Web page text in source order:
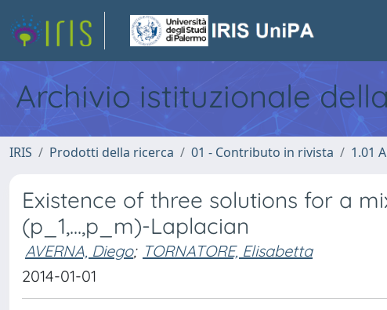
Archivio istituzionale
IRIS Prodotti della ricerca 01 - Contributo in rivista 1.01
Existence of three solutions for a
(p_1,...,p_m)-Laplacian
AVERNA, Diego; TORNATORE, Elisabetta
2014-01-01